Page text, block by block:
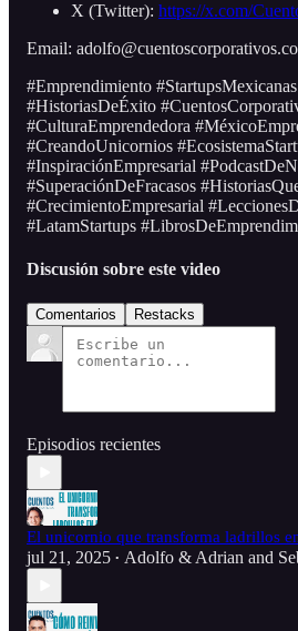
X (Twitter): https://x.com/
Email:
#Emprendimiento
#HistoriasDeÉxito
#CulturaEmprendedora
#CreandoUnicornios
#InspiraciónEmpresarial
#SuperaciónDeFracasos
#CrecimientoEmpresarial
#LatamStartups
Discusión sobre este video
Comentarios Restacks
Episodios recientes
El unicornio que transforma ladrillos
jul 21, 2025 • Adolfo & Adrian and